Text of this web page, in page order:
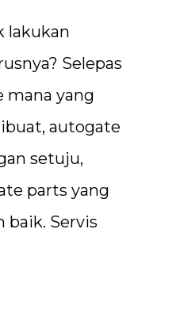
lakukan
Selepas
mana yang
autogate
setuju,
parts yang
baik. Servis